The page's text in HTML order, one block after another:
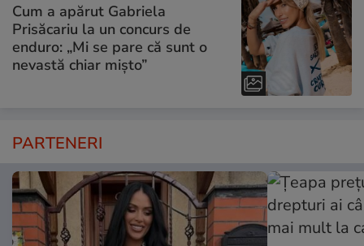
Cum a apărut Gabriela
Prisăcariu la un concurs de
enduro: „Mi se pare că sunt o
nevastă chiar mișto”
PARTENERI